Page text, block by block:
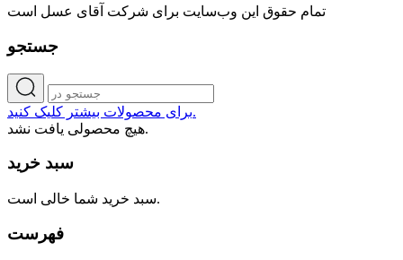
تمام حقوق اين وب‌سايت برای شرکت آقای عسل است
جستجو
برای محصولات بیشتر کلیک کنید.
هیچ محصولی یافت نشد.
سبد خرید
سبد خرید شما خالی است.
فهرست